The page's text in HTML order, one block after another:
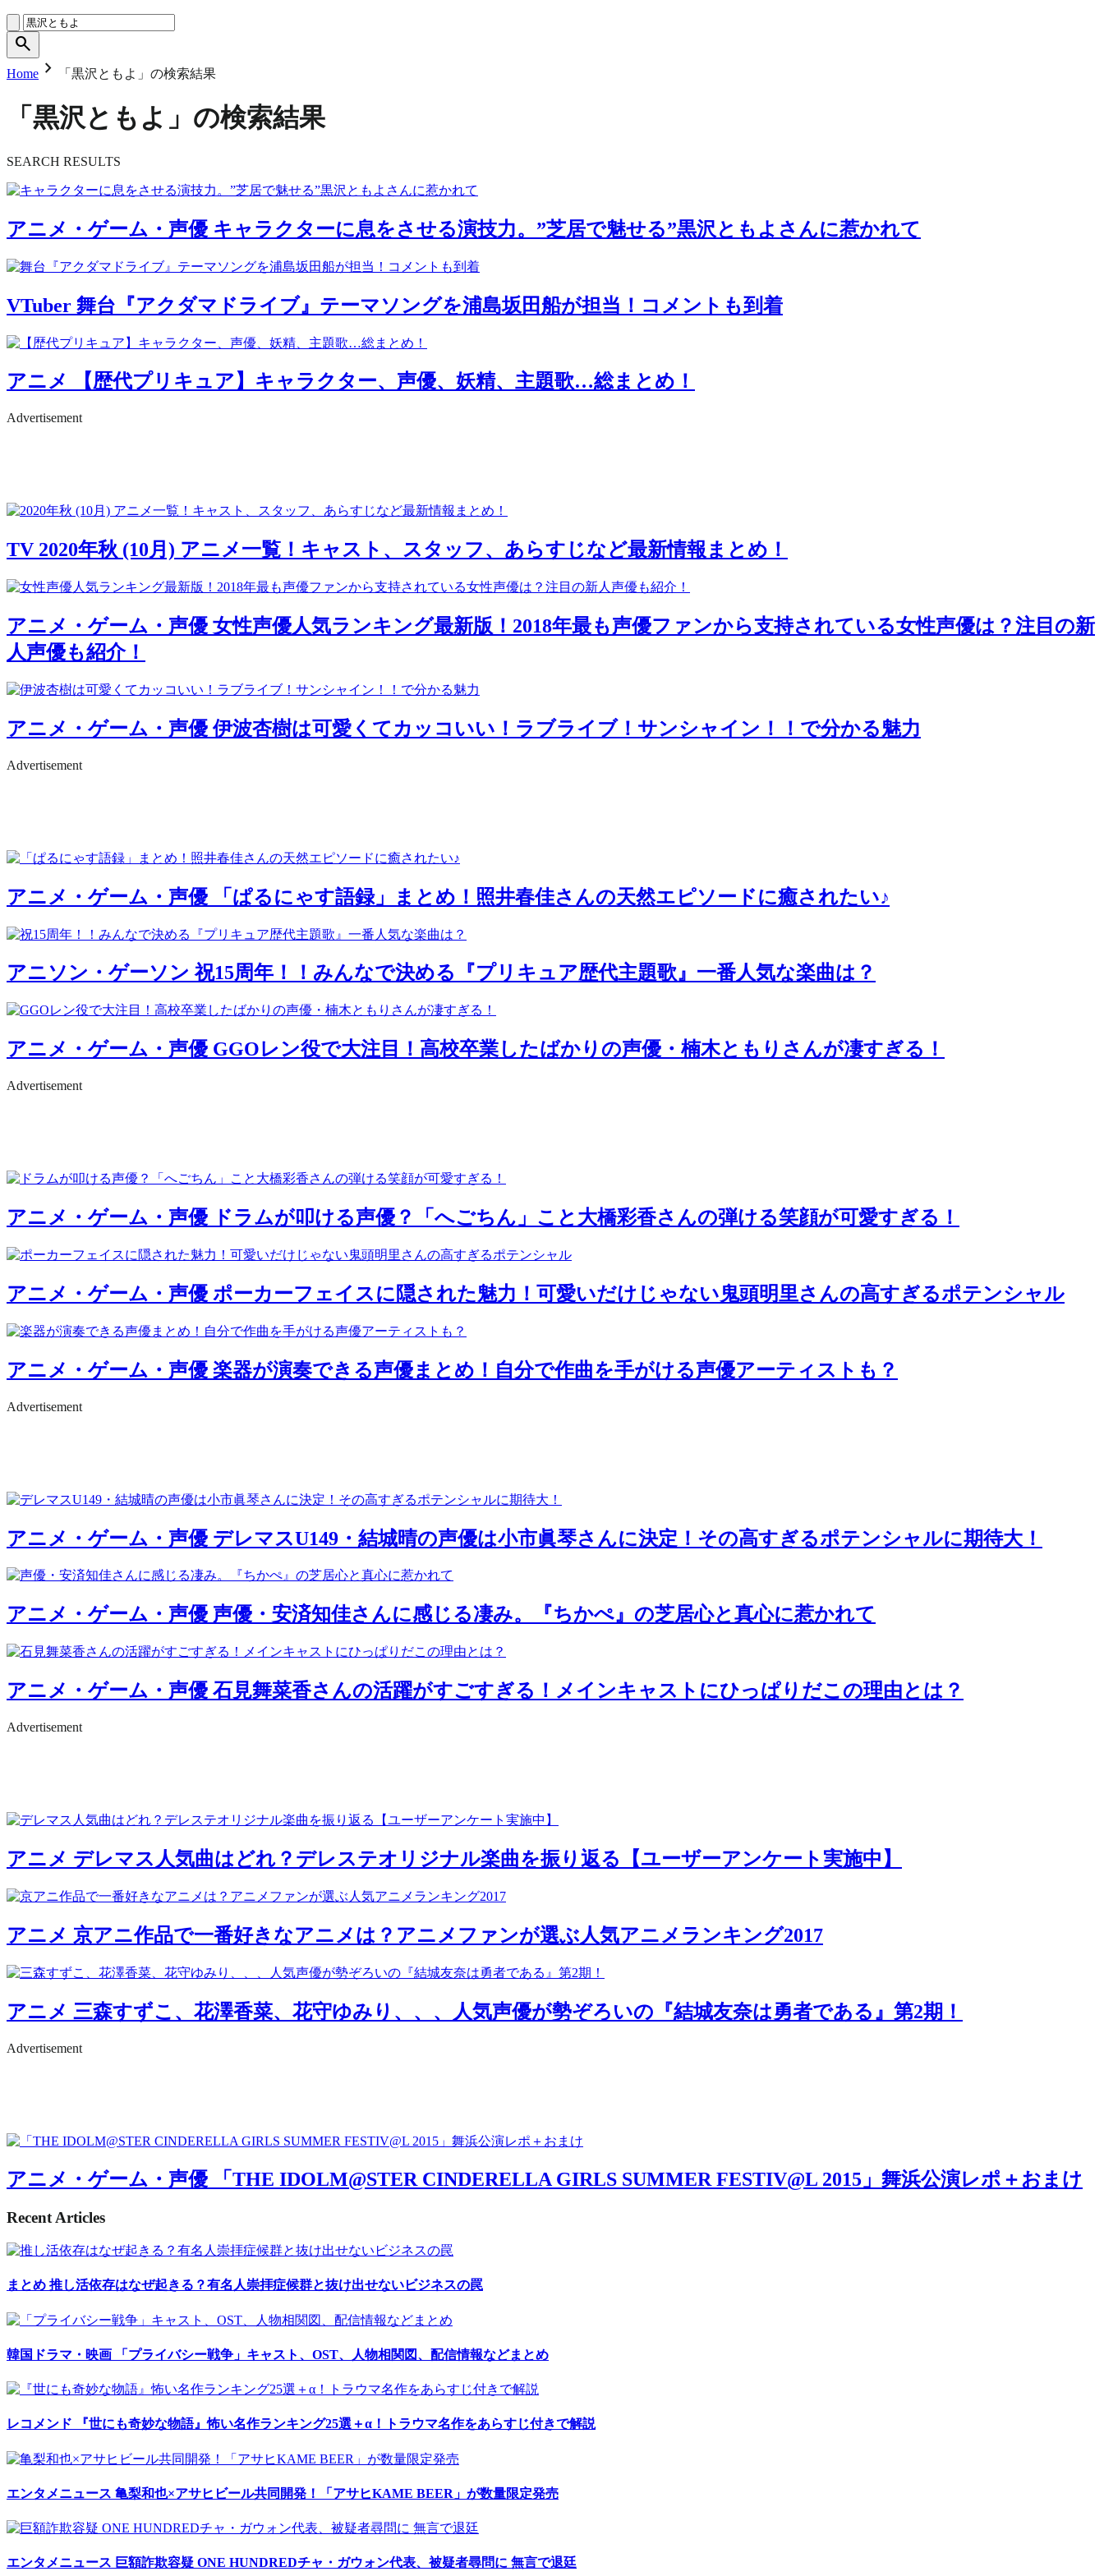
search
Home chevron_right 「黒沢ともよ」の検索結果
「黒沢ともよ」の検索結果
SEARCH RESULTS
アニメ・ゲーム・声優 キャラクターに息をさせる演技力。”芝居で魅せる”黒沢ともよさんに惹かれて
VTuber 舞台『アクダマドライブ』テーマソングを浦島坂田船が担当！コメントも到着
アニメ 【歴代プリキュア】キャラクター、声優、妖精、主題歌…総まとめ！
Advertisement
TV 2020年秋 (10月) アニメ一覧！キャスト、スタッフ、あらすじなど最新情報まとめ！
アニメ・ゲーム・声優 女性声優人気ランキング最新版！2018年最も声優ファンから支持されている女性声優は？注目の新
人声優も紹介！
アニメ・ゲーム・声優伊波杏樹は可愛くてカッコいい！ラブライブ！サンシャイン！！で分かる魅力
Advertisement
アニメ・ゲーム・声優 「ぱるにゃす語録」まとめ！照井春佳さんの天然エピソードに癒されたい♪
アニソン・ゲーソン 祝15周年！！みんなで決める『プリキュア歴代主題歌』一番人気な楽曲は？
アニメ・ゲーム・声優 GGOレン役で大注目！高校卒業したばかりの声優・楠木ともりさんが凄すぎる！
Advertisement
アニメ・ゲーム・声優 ドラムが叩ける声優？「へごちん」こと大橋彩香さんの弾ける笑顔が可愛すぎる！
アニメ・ゲーム・声優 ポーカーフェイスに隠された魅力！可愛いだけじゃない鬼頭明里さんの高すぎるポテンシャル
アニメ・ゲーム・声優 楽器が演奏できる声優まとめ！自分で作曲を手がける声優アーティストも？
Advertisement
アニメ・ゲーム・声優 デレマスU149・結城晴の声優は小市眞琴さんに決定！その高すぎるポテンシャルに期待大！
アニメ・ゲーム・声優 声優・安済知佳さんに感じる凄み。『ちかぺ』の芝居心と真心に惹かれて
アニメ・ゲーム・声優 石見舞菜香さんの活躍がすごすぎる！メインキャストにひっぱりだこの理由とは？
Advertisement
アニメ デレマス人気曲はどれ？デレステオリジナル楽曲を振り返る【ユーザーアンケート実施中】
アニメ 京アニ作品で一番好きなアニメは？アニメファンが選ぶ人気アニメランキング2017
アニメ 三森すずこ、花澤香菜、花守ゆみり、、、人気声優が勢ぞろいの『結城友奈は勇者である』第2期！
Advertisement
アニメ・ゲーム・声優 「THE IDOLM@STER CINDERELLA GIRLS SUMMER FESTIV@L 2015」舞浜公演レポ＋おまけ
Recent Articles
まとめ 推し活依存はなぜ起きる？有名人崇拝症候群と抜け出せないビジネスの罠
韓国ドラマ・映画 「プライバシー戦争」キャスト、OST、人物相関図、配信情報などまとめ
レコメンド 『世にも奇妙な物語』怖い名作ランキング25選＋α！トラウマ名作をあらすじ付きで解説
エンタメニュース 亀梨和也×アサヒビール共同開発！「アサヒKAME BEER」が数量限定発売
エンタメニュース 巨額詐欺容疑 ONE HUNDREDチャ・ガウォン代表、被疑者尋問に 無言で退廷